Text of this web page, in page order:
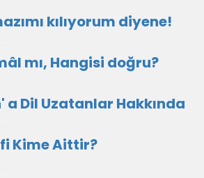
kılıyorum diyene!
mı, Hangisi doğru?
a Dil Uzatanlar Hakkında
Kime Aittir?